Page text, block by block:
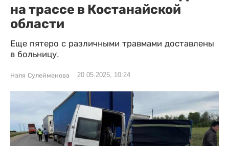
на трассе в Костанайской
области
Еще пятеро с различными травмами доставлены
в больницу.
Нэля Сулейменова 20.05.2025, 10:24